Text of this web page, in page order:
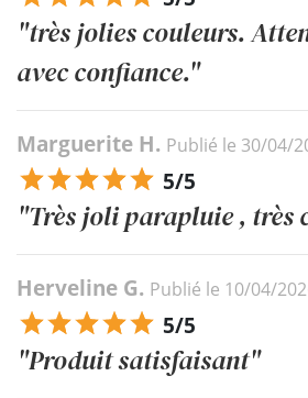
"très jolies couleurs.
avec confiance."
Marguerite H. Publié le 30/04/
5/5
"Très joli parapluie , très
Herveline G. Publié le 10/04/
5/5
"Produit satisfaisant"